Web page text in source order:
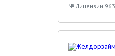
№ Лицензии 963